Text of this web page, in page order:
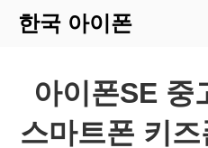
한국 아이폰
아이폰SE 중
스마트폰 키즈